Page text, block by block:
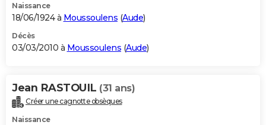
Naissance
18/06/1924 à Moussoulens (Aude)
Décès
03/03/2010 à Moussoulens (Aude)
Jean RASTOUIL (31 ans)
Créer une cagnotte obsèques
Naissance